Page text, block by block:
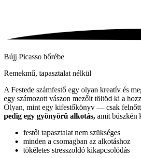
Bújj Picasso bőrébe
Remekmű, tapasztalat nélkül
A Festede számfestő egy olyan kreatív és
egy számozott vászon mezőit töltöd ki a
Olyan, mint egy kifestőkönyv — csak
pedig egy gyönyörű alkotás, amit büszkén
festői tapasztalat nem szükséges
minden a csomagban az alkotáshoz
tökéletes stresszoldó kikapcsolódás